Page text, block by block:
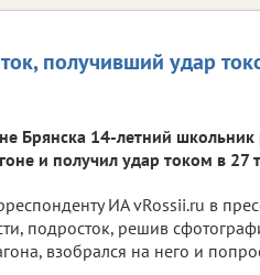
получивший удар
Брянска 14-летний школьник
и получил удар током в 27
ИА vRossii.ru в
подросток, решив
взобрался на него и